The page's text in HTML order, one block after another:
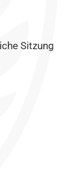
Sitzung